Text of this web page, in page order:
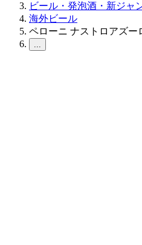
ビール・発泡酒・新ジャ
海外ビール
ペローニ ナストロアズー
...